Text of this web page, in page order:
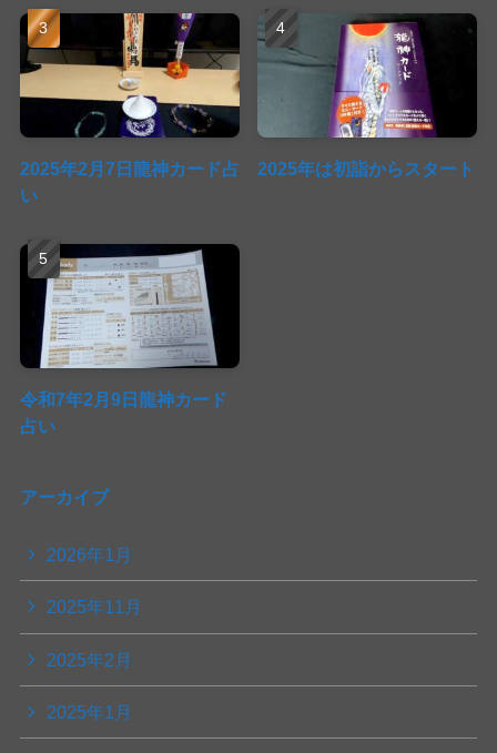
2025年2月7日龍神カード占
い
2025年は初詣からスタート
令和7年2月9日龍神カード
占い
アーカイブ
2026年1月
2025年11月
2025年2月
2025年1月